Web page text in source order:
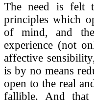
The need is felt
principles which
of mind, and
experience (not
affective
is by no means
open to the real
fallible. And that